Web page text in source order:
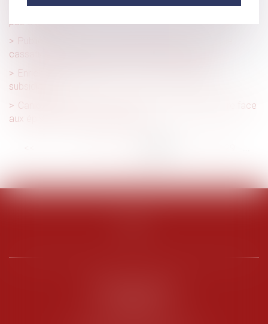
Faute inexcusable et rechute : la prescription ne repart
pas à zéro
Publicité télévisée et grande distribution : la Cour de
cassation encadre les promotions temporaires !
Enrichissement injustifié : une action strictement
subsidiaire !
Canicule au travail : un nouveau cadre réglementaire face
aux épisodes de chaleur intense
> >>